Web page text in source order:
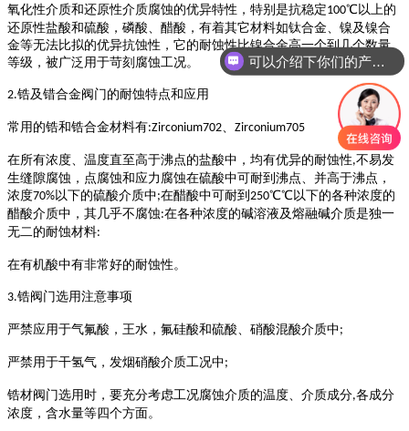
氧化性介质和还原性介质腐蚀的优异特性，特别是抗稳定100℃以上的
还原性盐酸和硫酸，磷酸、醋酸，有着其它材料如钛合金、镍及镍合
金等无法比拟的优异抗蚀性，它的耐蚀性比镍合金高一个到几个数量
等级，被广泛用于苛刻腐蚀工况。
2.锆及错合金阀门的耐蚀特点和应用
常用的锆和锆合金材料有:Zirconium702 Zirconium705
在所有浓度、温度直至高于沸点的盐酸中，均有优异的耐蚀性,不易发
生缝隙腐蚀，点腐蚀和应力腐蚀在硫酸中可耐到沸点、并高于沸点，
浓度70%以下的硫酸介质中;在醋酸中可耐到 250℃℃以下的各种浓度的
醋酸介质中，其几乎不腐蚀:在各种浓度的碱溶液及熔融碱介质是独一
无二的耐蚀材料:
在有机酸中有非常好的耐蚀性。
3.锆阀门选用注意事项
严禁应用于气氟酸，王水，氟硅酸和硫酸、硝酸混酸介质中;
严禁用于干氢气，发烟硝酸介质工况中;
锆材阀门选用时，要充分考虑工况腐蚀介质的温度、介质成分,各成分
浓度，含水量等四个方面。
可以介绍下你们的产品么